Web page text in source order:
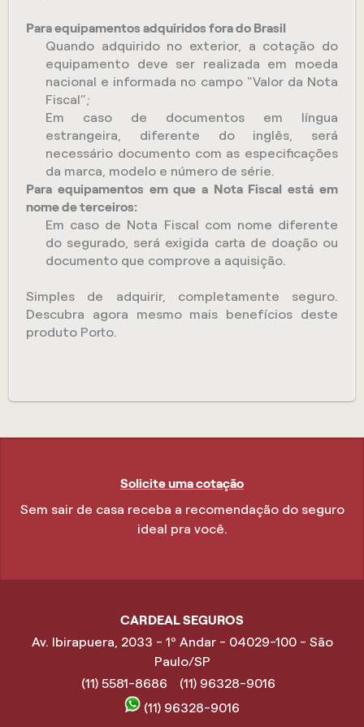
Para equipamentos adquiridos fora do Brasil
Quando adquirido no exterior, a cotação do
equipamento deve ser realizada em moeda
nacional e informada no campo "Valor da Nota
Fiscal”;
Em caso de documentos em língua
estrangeira, diferente do inglês, será
necessário documento com as especificações
da marca, modelo e número de série.
Para equipamentos em que a Nota Fiscal está em
nome de terceiros:
Em caso de Nota Fiscal com nome diferente
do segurado, será exigida carta de doação ou
documento que comprove a aquisição.
Simples de adquirir, completamente seguro.
Descubra agora mesmo mais benefícios deste
produto Porto.
Solicite uma cotação
Sem sair de casa receba a recomendação do seguro
ideal pra você.
CARDEAL SEGUROS
Av. Ibirapuera, 2033 - 1º Andar - 04029-100 - São
Paulo/SP
(11) 5581-8686
(11) 96328-9016
(11) 96328-9016